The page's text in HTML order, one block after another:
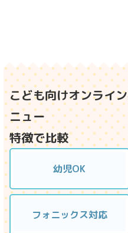
こども向けオンライ
ニュー
特徴で比較
幼児OK
フォニックス対応